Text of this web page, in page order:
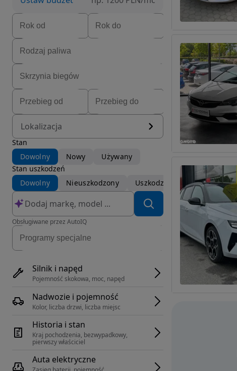
Lokalizacja
Stan
Dowolny
Nowy
Używany
Stan uszkodzeń
Dowolny
Nieuszkodzony Uszkodzony
Obsługiwane przez AutoIQ
Silnik i napęd
Pojemność skokowa, moc, napęd
Nadwozie i pojemność
Kolor, liczba drzwi, liczba miejsc
Historia i stan
Kraj pochodzenia, bezwypadkowy,
pierwszy właściciel
Auta elektryczne